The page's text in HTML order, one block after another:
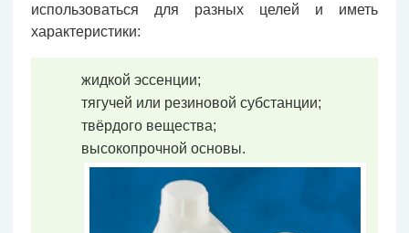
использоваться для разных целей и иметь
характеристики:
жидкой эссенции;
тягучей или резиновой субстанции;
твёрдого вещества;
высокопрочной основы.